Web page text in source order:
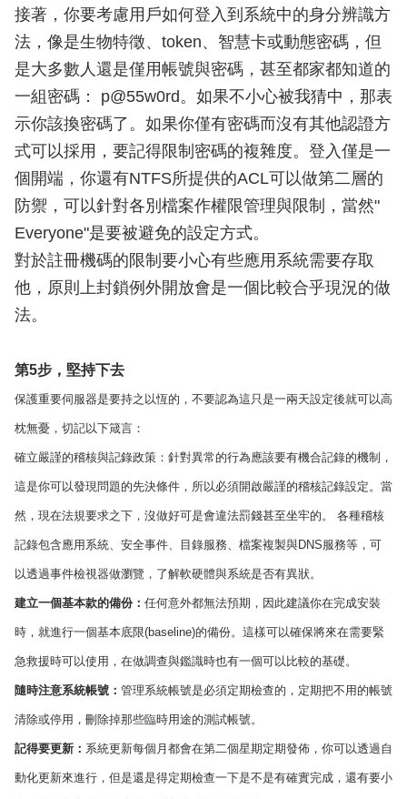
接著，你要考慮用戶如何登入到系統中的身分辨識方
法，像是生物特徵、token、智慧卡或動態密碼，但
是大多數人還是僅用帳號與密碼，甚至都家都知道的
一組密碼： p@55w0rd。如果不小心被我猜中，那表
示你該換密碼了。如果你僅有密碼而沒有其他認證方
式可以採用，要記得限制密碼的複雜度。登入僅是一
個開端，你還有NTFS所提供的ACL可以做第二層的
防禦，可以針對各別檔案作權限管理與限制，當然"
Everyone"是要被避免的設定方式。
對於註冊機碼的限制要小心有些應用系統需要存取
他，原則上封鎖例外開放會是一個比較合乎現況的做
法。
第5步，堅持下去
保護重要伺服器是要持之以恆的，不要認為這只是一兩天設定後就可以高
枕無憂，切記以下箴言：
確立嚴謹的稽核與記錄政策：針對異常的行為應該要有機合記錄的機制，
這是你可以發現問題的先決條件，所以必須開啟嚴謹的稽核記錄設定。當
然，現在法規要求之下，沒做好可是會違法罰錢甚至坐牢的。 各種稽核
記錄包含應用系統、安全事件、目錄服務、檔案複製與DNS服務等，可
以透過事件檢視器做瀏覽，了解軟硬體與系統是否有異狀。
建立一個基本款的備份： 任何意外都無法預期，因此建議你在完成安裝
時，就進行一個基本底限(baseline)的備份。這樣可以確保將來在需要緊
急救援時可以使用，在做調查與鑑識時也有一個可以比較的基礎。
隨時注意系統帳號： 管理系統帳號是必須定期檢查的，定期把不用的帳號
清除或停用，刪除掉那些臨時用途的測試帳號。
記得要更新： 系統更新每個月都會在第二個星期定期發佈，你可以透過自
動化更新來進行，但是還是得定期檢查一下是不是有確實完成，還有要小